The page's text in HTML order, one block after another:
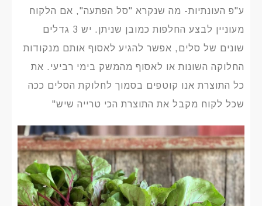
ע"פ העונתיות- מה שנקרא "סל הפתעה", אם הלקוח
מעוניין לבצע החלפות כמובן שניתן. יש 3 גדלים
שונים של סלים, אפשר להגיע לאסוף אותם מנקודות
החלוקה השונות או לאסוף מהמשק בימי רביעי. את
כל התוצרת אנו קוטפים בסמוך לחלוקת הסלים ככה
שכל לקוח מקבל את התוצרת הכי טרייה שיש"